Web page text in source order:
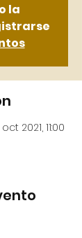
la
2021, 11:00